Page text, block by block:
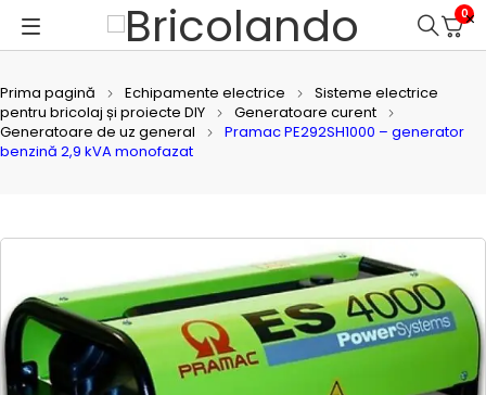
0
Prima pagină Echipamente electrice
Sisteme electrice
pentru bricolaj și proiecte DIY
Generatoare curent
Generatoare de uz general
Pramac PE292SH1000 – generator
benzină 2,9 kVA monofazat